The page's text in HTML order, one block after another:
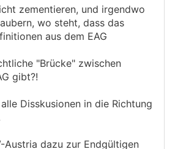
Konto eingehen, die
und die Tilgung
Anteil des Partners auf sein
der Zählerpunkt und/oder
auf beide angemeldet ist, das
beiden gehört, etc. Je mehr
25
zementieren, und irgendwo
wo steht, dass das
aus dem EAG
"Brücke" zwischen
gibt?!
Disskusionen in die Richtung
Austria dazu zur Endgültigen